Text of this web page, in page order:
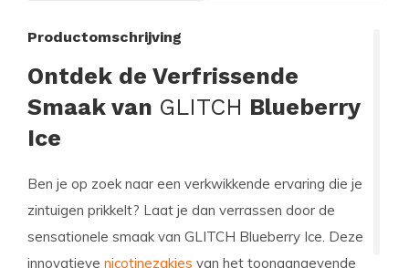
Productomschrijving
Ontdek de Verfrissende
Smaak van GLITCH Blueberry
Ice
Ben je op zoek naar een verkwikkende ervaring die je
zintuigen prikkelt? Laat je dan verrassen door de
sensationele smaak van GLITCH Blueberry Ice. Deze
innovatieve nicotinezakjes van het toonaangevende